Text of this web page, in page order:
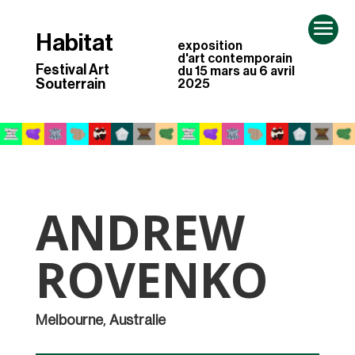
Habitat
Festival Art
Souterrain
exposition
d'art contemporain
du 15 mars au 6 avril
2025
ANDREW
ROVENKO
Melbourne, Australie